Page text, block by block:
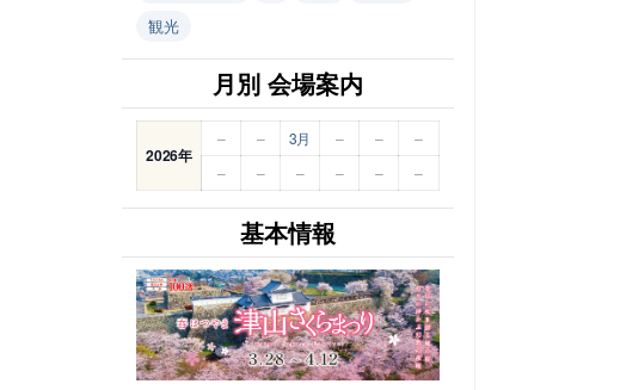
観光
月別 会場案内
2026年
– – 3月 – –
–
–
– – – – –
基本情報